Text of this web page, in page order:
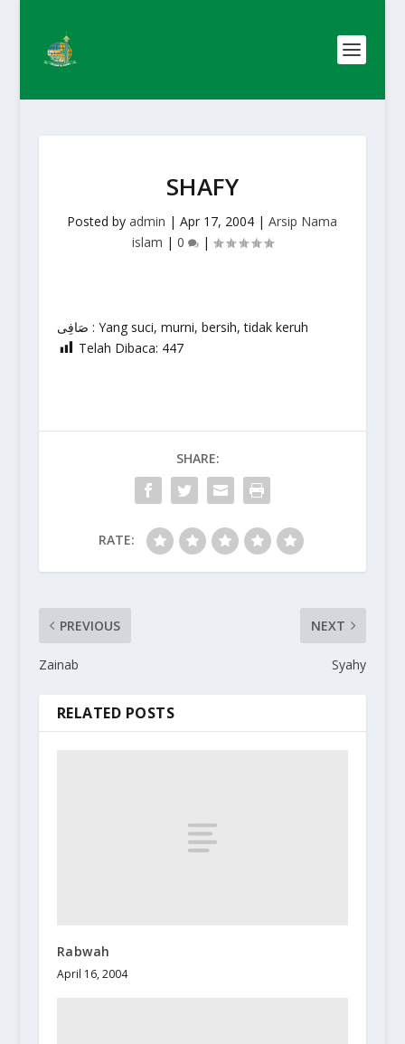
SHAFY
Posted byadmin |Apr 17, 2004 |Arsip Nama
islam | 0 |
صَافِى : Yang suci, murni, bersih, tidak keruh
Telah Dibaca: 447
SHARE:
RATE:
PREVIOUS
Zainab
NEXT
Syahy
RELATED POSTS
Rabwah
April 16, 2004